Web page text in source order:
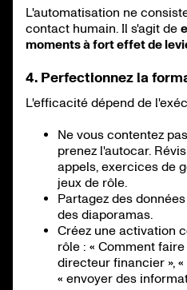
L'automatisation ne
contact humain. Il s'agit de
moments à fort effet de
4. Perfectionnez la
L'efficacité dépend de
Ne vous contentez
prenez l'autocar.
appels, exercices de
jeux de rôle.
Partagez des
des diaporamas.
Créez une activation
rôle : « Comment
directeur financier »,
« envoyer des